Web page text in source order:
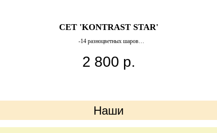
СЕТ 'KONTRAST STAR'
-14 разноцветных шаров
Грузик
2 800 р.
Наши
преимущества